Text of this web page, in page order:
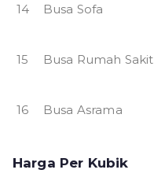
14
Busa Sofa
15
Busa Rumah Sakit
16
Busa Asrama
Harga Per Kubik